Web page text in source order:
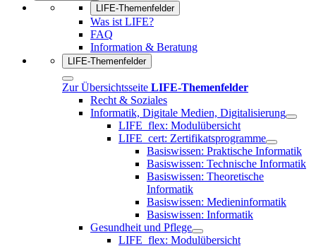
LIFE-Themenfelder
Was ist LIFE?
FAQ
Information & Beratung
LIFE-Themenfelder
Zur Übersichtsseite LIFE-Themenfelder
Recht & Soziales
Informatik, Digitale Medien, Digitalisierung
LIFE_flex: Modulübersicht
LIFE_cert: Zertifikatsprogramme
Basiswissen: Praktische Informatik
Basiswissen: Technische Informatik
Basiswissen: Theoretische
Informatik
Basiswissen: Medieninformatik
Basiswissen: Informatik
Gesundheit und Pflege
LIFE_flex: Modulübersicht